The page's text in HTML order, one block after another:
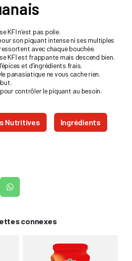
KFI n’est pas polie.
son piquant intense ni ses multiples
avec chaque bouchée.
KFI est frappante mais descend bien.
et d’ingrédients frais.
panasiatique ne vous cache rien.
contrôler le piquant au besoin.
Nutritives Ingrédients
connexes